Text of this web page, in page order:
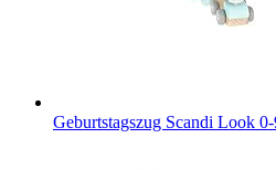
Geburtstagszug Scandi Look